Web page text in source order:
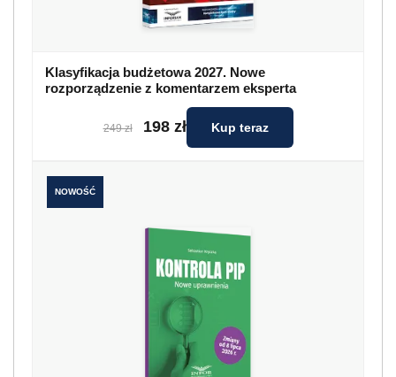
Klasyfikacja budżetowa 2027. Nowe
rozporządzenie z komentarzem eksperta
249 zł 198 zł Kup teraz
NOWOŚĆ